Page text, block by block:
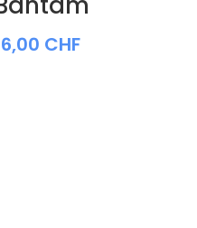
CHF